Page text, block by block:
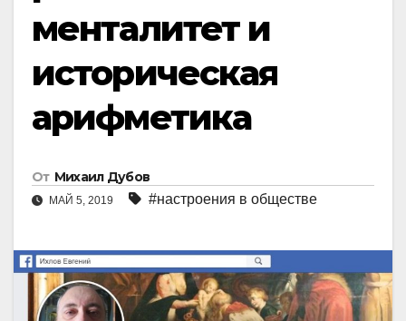
менталитет и
историческая
арифметика
От Михаил Дубов
МАЙ 5, 2019 #настроения в обществе